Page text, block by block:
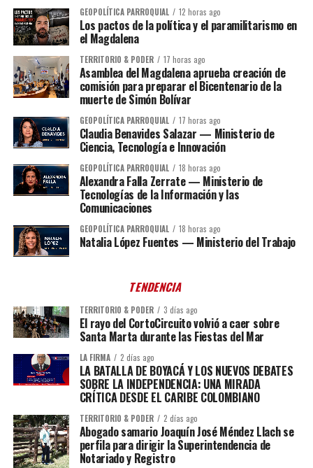
GEOPOLÍTICA PARROQUIAL 12 horas ago
Los pactos de la política y el paramilitarismo en
el Magdalena
TERRITORIO & PODER 17 horas ago
Asamblea del Magdalena aprueba creación de
comisión para preparar el Bicentenario de la
muerte de Simón Bolívar
GEOPOLÍTICA PARROQUIAL 17 horas ago
Claudia Benavides Salazar — Ministerio de
Ciencia, Tecnología e Innovación
GEOPOLÍTICA PARROQUIAL 18 horas ago
Alexandra Falla Zerrate — Ministerio de
Tecnologías de la Información y las
Comunicaciones
GEOPOLÍTICA PARROQUIAL 18 horas ago
Natalia López Fuentes — Ministerio del Trabajo
TENDENCIA
TERRITORIO & PODER 3 días ago
El rayo del CortoCircuito volvió a caer sobre
Santa Marta durante las Fiestas del Mar
LA FIRMA 2 días ago
LA BATALLA DE BOYACÁ Y LOS NUEVOS DEBATES
SOBRE LA INDEPENDENCIA: UNA MIRADA
CRÍTICA DESDE EL CARIBE COLOMBIANO
TERRITORIO & PODER 2 días ago
Abogado samario Joaquín José Méndez Llach se
perfila para dirigir la Superintendencia de
Notariado y Registro